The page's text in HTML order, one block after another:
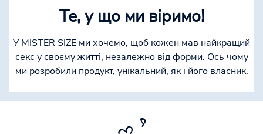
Те, у що ми віримо!
У MISTER SIZE ми хочемо, щоб кожен мав найкращий
секс у своєму житті, незалежно від форми. Ось чому
ми розробили продукт, унікальний, як і його власник.